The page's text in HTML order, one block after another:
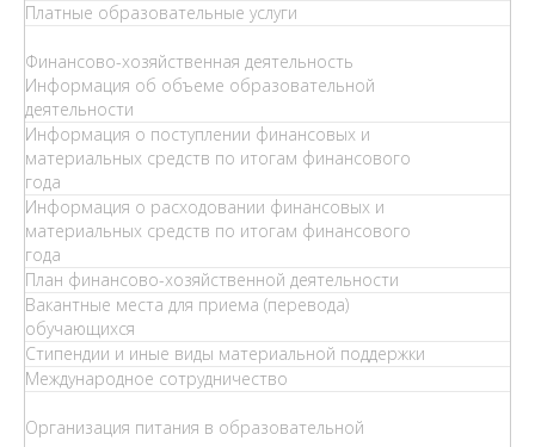
Платные образовательные услуги
Финансово-хозяйственная деятельность
Информация об объеме образовательной
деятельности
Информация о поступлении финансовых и
материальных средств по итогам финансового
года
Информация о расходовании финансовых и
материальных средств по итогам финансового
года
План финансово-хозяйственной деятельности
Вакантные места для приема (перевода)
обучающихся
Стипендии и иные виды материальной поддержки
Международное сотрудничество
Организация питания в образовательной